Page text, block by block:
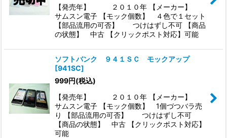
【発売年】 ２０１０年 【メーカー】
サムスン電子 【モック個数】 ４色で１セット
【部品流用の可否】 つけはずし不可 【商品
の状態】 中古 【クリックポスト対応】可能
ソフトバンク ９４１ＳＣ モックアップ
[941SC]
999円(税込)
【発売年】 ２０１０年 【メーカー】
サムスン電子 【モック個数】 1個づつバラ売
り 【部品流用の可否】 つけはずし不可
【商品の状態】 中古 【クリックポスト対応】
可能